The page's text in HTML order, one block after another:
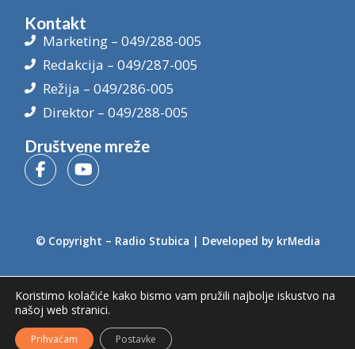
Kontakt
Marketing – 049/288-005
Redakcija – 049/287-005
Režija – 049/286-005
Direktor – 049/288-005
Društvene mreže
© Copyright – Radio Stubica | Developed by krMedia
Koristimo kolačiće kako bismo vam pružili najbolje iskustvo na
našoj web stranici.
Prihvaćam Postavke